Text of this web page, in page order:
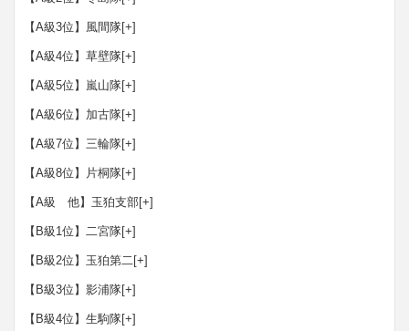
【A級3位】風間隊[+]
【A級4位】草壁隊[+]
【A級5位】嵐山隊[+]
【A級6位】加古隊[+]
【A級7位】三輪隊[+]
【A級8位】片桐隊[+]
【A級 他】玉狛支部[+]
【B級1位】二宮隊[+]
【B級2位】玉狛第二[+]
【B級3位】影浦隊[+]
【B級4位】生駒隊[+]